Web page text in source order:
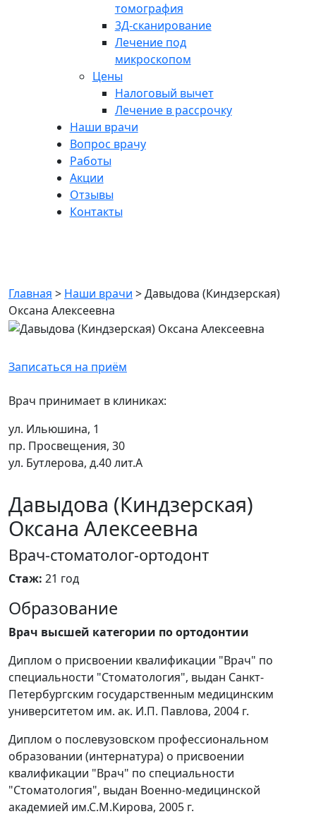
томография
3Д-сканирование
Лечение под
микроскопом
Цены
Налоговый вычет
Лечение в рассрочку
Наши врачи
Вопрос врачу
Работы
Акции
Отзывы
Контакты
Главная > Наши врачи >Давыдова (Киндзерская)
Оксана Алексеевна
Записаться на приём
Врач принимает в клиниках:
ул. Ильюшина, 1
пр. Просвещения, 30
ул. Бутлерова, д.40 лит.А
Давыдова (Киндзерская)
Оксана Алексеевна
Врач-стоматолог-ортодонт
Стаж: 21 год
Образование
Врач высшей категории по ортодонтии
Диплом о присвоении квалификации "Врач" по
специальности "Стоматология", выдан Санкт-
Петербургским государственным медицинским
университетом им. ак. И.П. Павлова, 2004 г.
Диплом о послевузовском профессиональном
образовании (интернатура) о присвоении
квалификации "Врач" по специальности
"Стоматология", выдан Военно-медицинской
академией им.С.М.Кирова, 2005 г.